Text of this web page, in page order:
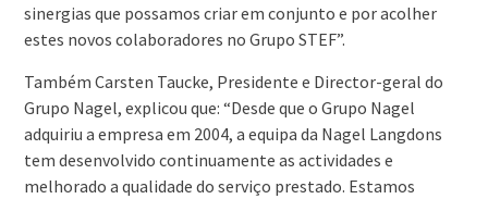
sinergias que possamos criar em conjunto e por acolher
estes novos colaboradores no Grupo STEF”.
Também Carsten Taucke, Presidente e Director-geral do
Grupo Nagel, explicou que: “Desde que o Grupo Nagel
adquiriu a empresa em 2004, a equipa da Nagel Langdons
tem desenvolvido continuamente as actividades e
melhorado a qualidade do serviço prestado. Estamos